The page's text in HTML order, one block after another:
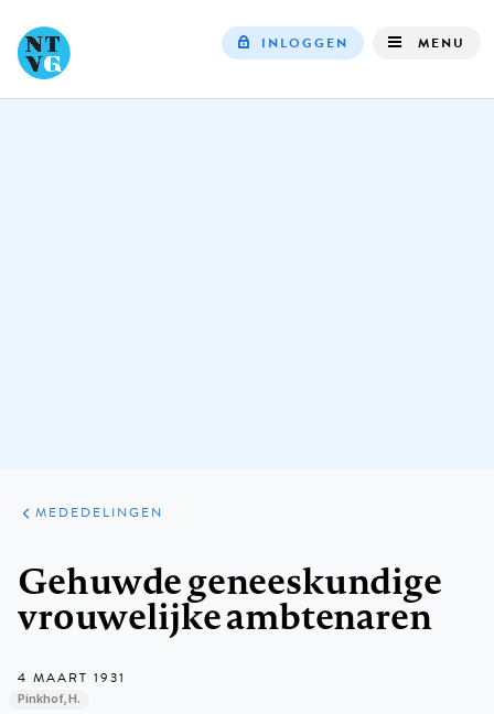
INLOGGEN MENU
ARTIKELEN
VARIA
MEDEDELINGEN
Gehuwde geneeskundige
vrouwelijke ambtenaren
4 MAART 1931
Pinkhof, H.